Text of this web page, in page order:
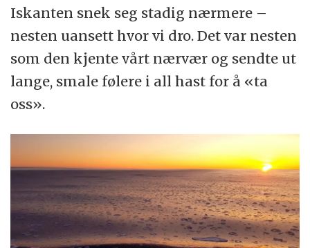
Iskanten snek seg stadig nærmere –
nesten uansett hvor vi dro. Det var nesten
som den kjente vårt nærvær og sendte ut
lange, smale følere i all hast for å «ta
oss».